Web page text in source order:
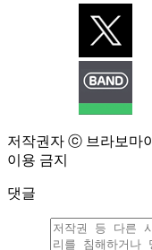
저작권자 ⓒ 브라보마
이용 금지
댓글